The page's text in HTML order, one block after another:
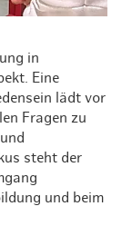
in
Eine
lädt vor
Fragen zu
steht der
und beim